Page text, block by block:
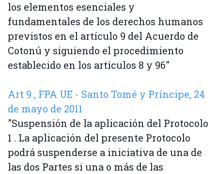
los elementos esenciales y
fundamentales de los derechos humanos
previstos en el artículo 9 del Acuerdo de
Cotonú y siguiendo el procedimiento
establecido en los artículos 8 y 96"
Art 9 , FPA UE - Santo Tomé y Príncipe, 24
de mayo de 2011
"Suspensión de la aplicación del Protocolo
1 . La aplicación del presente Protocolo
podrá suspenderse a iniciativa de una de
las dos Partes si una o más de las